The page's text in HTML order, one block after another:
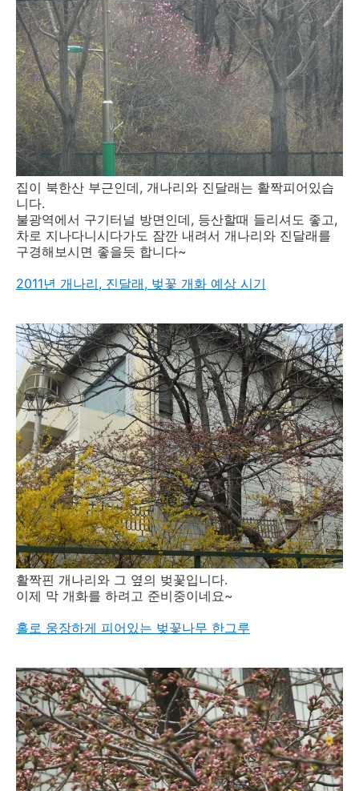
집이 북한산 부근인데, 개나리와 진달래는 활짝피어있습
니다.
불광역에서 구기터널 방면인데, 등산할때 들리셔도 좋고,
차로 지나다니시다가도 잠깐 내려서 개나리와 진달래를
구경해보시면 좋을듯 합니다~
2011년 개나리, 진달래, 벚꽃 개화 예상 시기
활짝핀 개나리와 그 옆의 벚꽃입니다.
이제 막 개화를 하려고 준비중이네요~
홀로 웅장하게 피어있는 벚꽃나무 한그루